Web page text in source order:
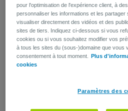
allée à une journée IT Young Pro,
engagée. J’ai commencé comme
département Infrastructures &
qui travaillait en 2019 sur le projet
Replatforming. L’objectif était la
plateforme sur laquelle beaucoup
d’AG tournent aujourd’hui. »
sein d’AG : « Pourtant, il y a un
pour l'optimisation de l'expérience client, à
personnaliser les informations et les
visualiser directement des vidéos et des
sites de tiers. Indiquez ci-dessous si vous
cookies ou si vous souhaitez modifier vos
à tous les sites du (sous-)domaine que vous
consentement à tout moment.
Plus
cookies
Paramètres des